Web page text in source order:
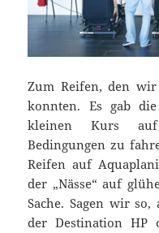
Zum Reifen, den
konnten. Es gab
kleinen Kurs
Bedingungen zu
Reifen auf
der „Nässe“ auf
Sache. Sagen wir so,
der Destination HP